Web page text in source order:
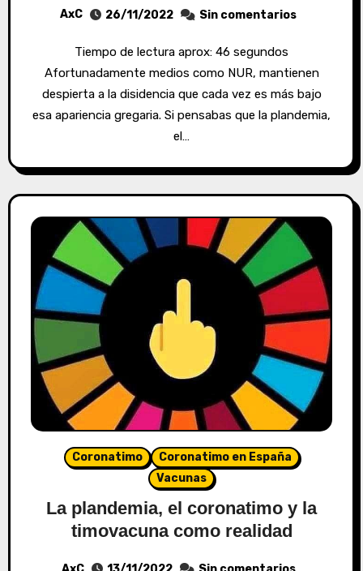
AxC 26/11/2022 Sin comentarios
Tiempo de lectura aprox: 46 segundos
Afortunadamente medios como NUR, mantienen
despierta a la disidencia que cada vez es más bajo
esa apariencia gregaria. Si pensabas que la plandemia,
el…
Coronatimo
Coronatimo en España
Vacunas
La plandemia, el coronatimo y la
timovacuna como realidad